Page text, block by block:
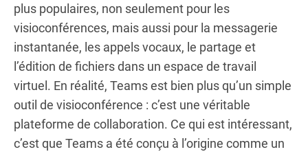
plus populaires, non seulement pour les
visioconférences, mais aussi pour la messagerie
instantanée, les appels vocaux, le partage et
l’édition de fichiers dans un espace de travail
virtuel. En réalité, Teams est bien plus qu’un simple
outil de visioconférence : c’est une véritable
plateforme de collaboration. Ce qui est intéressant,
c’est que Teams a été conçu à l’origine comme un